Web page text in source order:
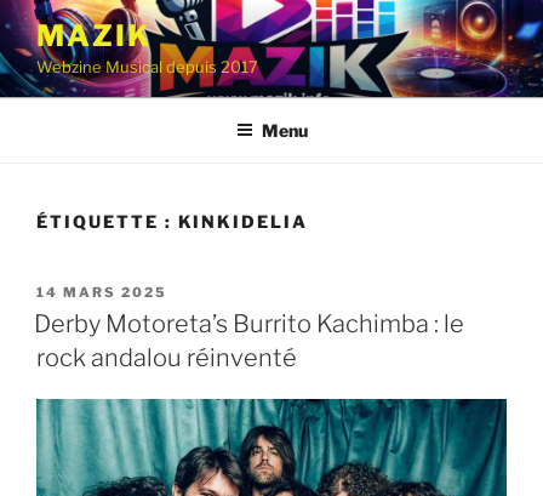
Aller
contenu
principal
MAZIK
Webzine Musical depuis 2017
Menu
ÉTIQUETTE : KINKIDELIA
PUBLIÉ
LE
14 MARS 2025
Derby Motoreta’s Burrito Kachimba : le
rock andalou réinventé